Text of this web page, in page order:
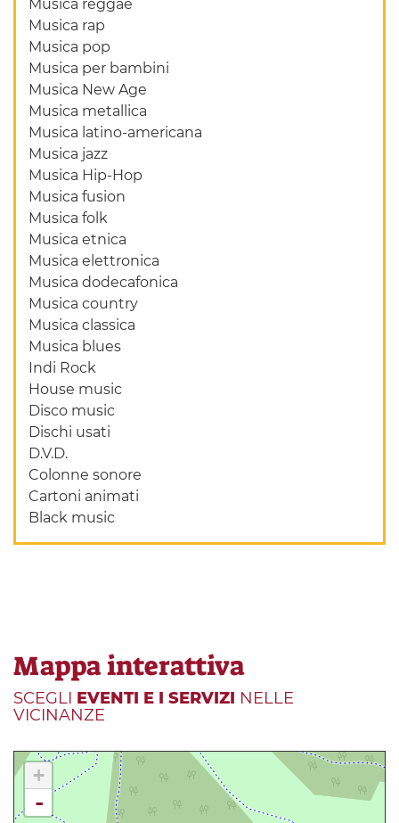
Musica reggae
Musica rap
Musica pop
Musica per bambini
Musica New Age
Musica metallica
Musica latino-americana
Musica jazz
Musica Hip-Hop
Musica fusion
Musica folk
Musica etnica
Musica elettronica
Musica dodecafonica
Musica country
Musica classica
Musica blues
Indi Rock
House music
Disco music
Dischi usati
D.V.D.
Colonne sonore
Cartoni animati
Black music
Mappa interattiva
SCEGLI EVENTI E I SERVIZI NELLE
VICINANZE
+
-